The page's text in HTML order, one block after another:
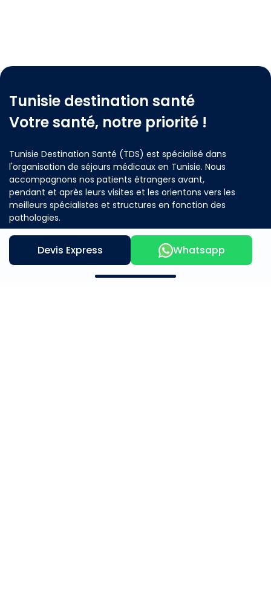
Devis Express Whatsapp
Tunisie destination santé
Votre santé, notre priorité !
Tunisie Destination Santé (TDS) est spécialisé dans
l'organisation de séjours médicaux en Tunisie. Nous
accompagnons nos patients étrangers avant,
pendant et après leurs visites et les orientons vers les
meilleurs spécialistes et structures en fonction des
pathologies.
Contactez nous